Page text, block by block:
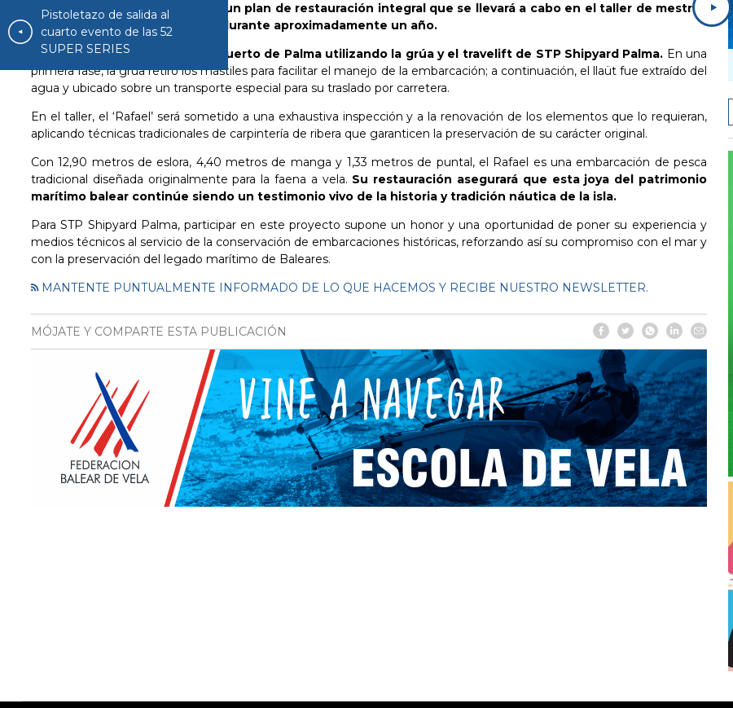
La maniobra marca el inicio de un plan de restauración integral que se llevará a cabo en el taller de mestres
d’aixa de Son Bonet (Marratxí) durante aproximadamente un año.
La izada se llevó a cabo en el puerto de Palma utilizando la grúa y el travelift de STP Shipyard Palma. En una
primera fase, la grúa retiró los mástiles para facilitar el manejo de la embarcación; a continuación, el llaüt fue extraído del
agua y ubicado sobre un transporte especial para su traslado por carretera.
En el taller, el ‘Rafael’ será sometido a una exhaustiva inspección y a la renovación de los elementos que lo requieran,
aplicando técnicas tradicionales de carpintería de ribera que garanticen la preservación de su carácter original.
Con 12,90 metros de eslora, 4,40 metros de manga y 1,33 metros de puntal, el Rafael es una embarcación de pesca
tradicional diseñada originalmente para la faena a vela. Su restauración asegurará que esta joya del patrimonio
marítimo balear continúe siendo un testimonio vivo de la historia y tradición náutica de la isla.
Para STP Shipyard Palma, participar en este proyecto supone un honor y una oportunidad de poner su experiencia y
medios técnicos al servicio de la conservación de embarcaciones históricas, reforzando así su compromiso con el mar y
con la preservación del legado marítimo de Baleares.
MANTENTE PUNTUALMENTE INFORMADO DE LO QUE HACEMOS Y RECIBE NUESTRO NEWSLETTER.
MÓJATE Y COMPARTE ESTA PUBLICACIÓN
Pistoletazo de salida al
cuarto evento de las 52
SUPER SERIES